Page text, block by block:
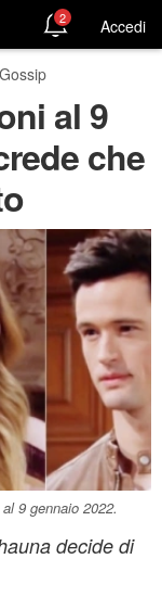
2 Accedi
al 9
che
9 gennaio 2022.
decide di